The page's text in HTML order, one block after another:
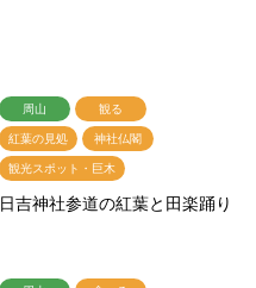
周山
観る
紅葉の見処
神社仏閣
観光スポット・巨木
日吉神社参道の紅葉と田楽踊り